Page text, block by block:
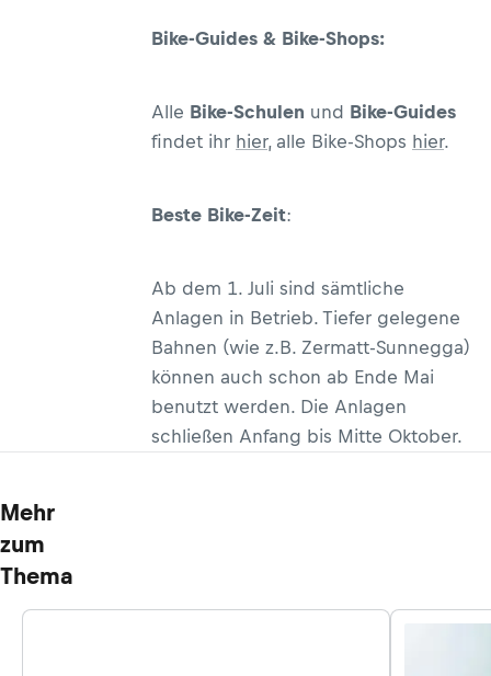
Bike-Guides & Bike-Shops:
Alle Bike-Schulen und Bike-Guides
findet ihr hier, alle Bike-Shops hier.
Beste Bike-Zeit:
Ab dem 1. Juli sind sämtliche
Anlagen in Betrieb. Tiefer gelegene
Bahnen (wie z.B. Zermatt-Sunnegga)
können auch schon ab Ende Mai
benutzt werden. Die Anlagen
schließen Anfang bis Mitte Oktober.
Mehr
zum
Thema